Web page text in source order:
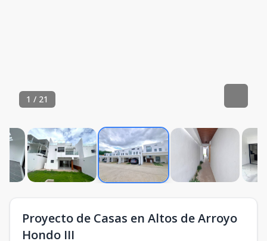
1 / 21
Proyecto de Casas en Altos de Arroyo
Hondo III